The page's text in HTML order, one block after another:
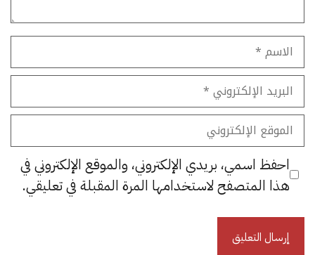
الاسم
البريد
الإلكتروني
الموقع
الإلكتروني
احفظ اسمي، بريدي الإلكتروني، والموقع الإلكتروني في
هذا المتصفح لاستخدامها المرة المقبلة في تعليقي.